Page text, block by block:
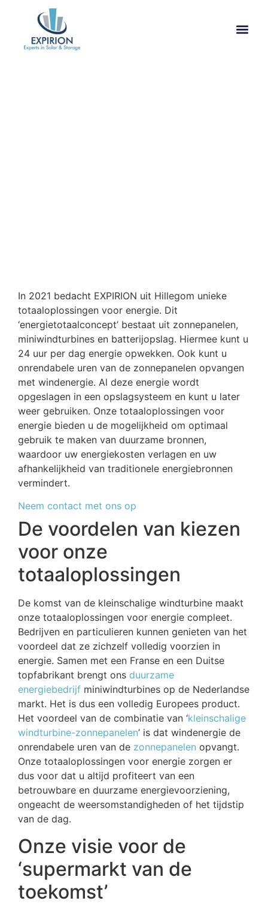
In 2021 bedacht EXPIRION uit Hillegom unieke
totaaloplossingen voor energie. Dit
‘energietotaalconcept’ bestaat uit zonnepanelen,
miniwindturbines en batterijopslag. Hiermee kunt u
24 uur per dag energie opwekken. Ook kunt u
onrendabele uren van de zonnepanelen opvangen
met windenergie. Al deze energie wordt
opgeslagen in een opslagsysteem en kunt u later
weer gebruiken. Onze totaaloplossingen voor
energie bieden u de mogelijkheid om optimaal
gebruik te maken van duurzame bronnen,
waardoor uw energiekosten verlagen en uw
afhankelijkheid van traditionele energiebronnen
vermindert.
Neem contact met ons op
De voordelen van kiezen
voor onze
totaaloplossingen
De komst van de kleinschalige windturbine maakt
onze totaaloplossingen voor energie compleet.
Bedrijven en particulieren kunnen genieten van het
voordeel dat ze zichzelf volledig voorzien in
energie. Samen met een Franse en een Duitse
topfabrikant brengt ons duurzame
energiebedrijf miniwindturbines op de Nederlandse
markt. Het is dus een volledig Europees product.
Het voordeel van de combinatie van ‘kleinschalige
windturbine-zonnepanelen’ is dat windenergie de
onrendabele uren van de zonnepanelen opvangt.
Onze totaaloplossingen voor energie zorgen er
dus voor dat u altijd profiteert van een
betrouwbare en duurzame energievoorziening,
ongeacht de weersomstandigheden of het tijdstip
van de dag.
Onze visie voor de
‘supermarkt van de
toekomst’